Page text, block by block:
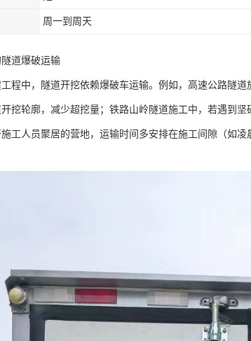
周一到周天
道爆破运输​
程中，隧道开挖依赖爆破车运输。例如，高速公路隧
挖轮廓，减少超挖量；铁路山岭隧道施工中，若遇到
工人员聚居的营地，运输时间多安排在施工间隙（如